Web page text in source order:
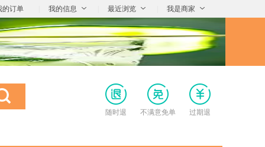
的订单 我的信息 最近浏览 我是商家
随时退 不满意免单 过期退